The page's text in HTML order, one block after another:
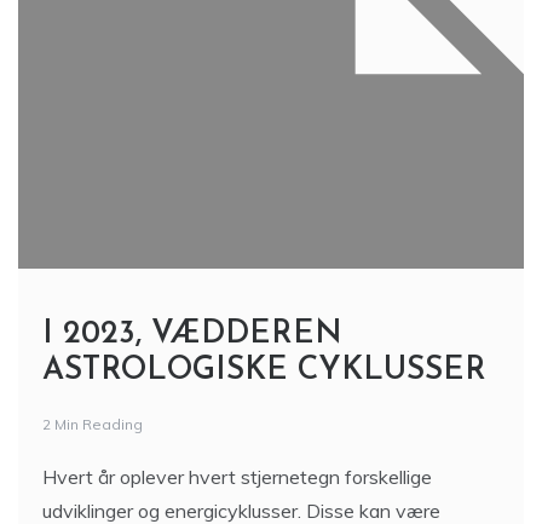
I 2023, VÆDDEREN
ASTROLOGISKE CYKLUSSER
2 Min Reading
Hvert år oplever hvert stjernetegn forskellige
udviklinger og energicyklusser. Disse kan være